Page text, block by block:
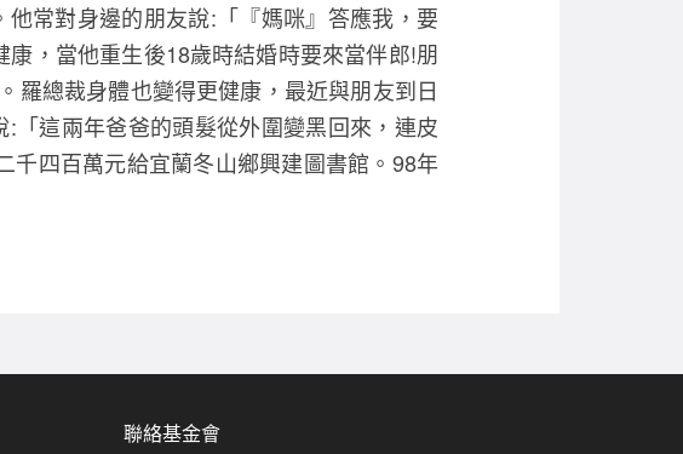
常對身邊的朋友說:「『媽咪』答應我，要
，當他重生後18歲時結婚時要來當伴郎!朋
羅總裁身體也變得更健康，最近與朋友到日
「這兩年爸爸的頭髮從外圍變黑回來，連皮
千四百萬元給宜蘭冬山鄉興建圖書館。98年
聯絡基金會